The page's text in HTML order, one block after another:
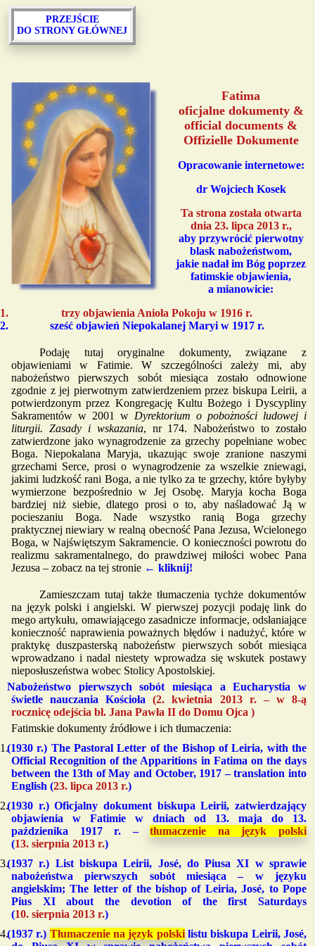
PRZEJŚCIE
DO STRONY GŁÓWNEJ
Fatima
oficjalne dokumenty &
official documents &
Offizielle Dokumente
Opracowanie internetowe:
dr Wojciech Kosek
Ta strona została otwarta
dnia 23. lipca 2013 r.,
aby przywrócić pierwotny
blask nabożeństwom,
jakie nadał im Bóg poprzez
fatimskie objawienia,
a mianowicie:
trzy objawienia Anioła Pokoju w 1916 r.
sześć objawień Niepokalanej Maryi w 1917 r.
Podaję tutaj oryginalne dokumenty, związane z
objawieniami w Fatimie. W szczególności zależy mi, aby
nabożeństwo pierwszych sobót miesiąca zostało odnowione
zgodnie z jej pierwotnym zatwierdzeniem przez biskupa Leirii, a
potwierdzonym przez Kongregację Kultu Bożego i Dyscypliny
Sakramentów w 2001 w Dyrektorium o pobożności ludowej i
liturgii. Zasady i wskazania, nr 174. Nabożeństwo to zostało
zatwierdzone jako wynagrodzenie za grzechy popełniane wobec
Boga. Niepokalana Maryja, ukazując swoje zranione naszymi
grzechami Serce, prosi o wynagrodzenie za wszelkie zniewagi,
jakimi ludzkość rani Boga, a nie tylko za te grzechy, które byłyby
wymierzone bezpośrednio w Jej Osobę. Maryja kocha Boga
bardziej niż siebie, dlatego prosi o to, aby naśladować Ją w
pocieszaniu Boga. Nade wszystko ranią Boga grzechy
praktycznej niewiary w realną obecność Pana Jezusa, Wcielonego
Boga, w Najświętszym Sakramencie. O konieczności powrotu do
realizmu sakramentalnego, do prawdziwej miłości wobec Pana
Jezusa – zobacz na tej stronie ← kliknij!
Zamieszczam tutaj także tłumaczenia tychże dokumentów
na język polski i angielski. W pierwszej pozycji podaję link do
mego artykułu, omawiającego zasadnicze informacje, odsłaniające
konieczność naprawienia poważnych błędów i nadużyć, które w
praktykę duszpasterską nabożeństw pierwszych sobót miesiąca
wprowadzano i nadal niestety wprowadza się wskutek postawy
nieposłuszeństwa wobec Stolicy Apostolskiej.
Nabożeństwo pierwszych sobót miesiąca a Eucharystia w
świetle nauczania Kościoła(2. kwietnia 2013 r. – w 8-ą
rocznicę odejścia bł. Jana Pawła II do Domu Ojca )
Fatimskie dokumenty źródłowe i ich tłumaczenia:
(1930 r.) The Pastoral Letter of the Bishop of Leiria, with the
Official Recognition of the Apparitions in Fatima on the days
between the 13th of May and October, 1917 –translation into
English (23. lipca 2013 r.)
(1930 r.) Oficjalny dokument biskupa Leirii, zatwierdzający
objawienia w Fatimie w dniach od 13. maja do 13.
paździenika 1917 r. –tłumaczenie na język polski
(13. sierpnia 2013 r.)
(1937 r.) List biskupa Leirii, José, do Piusa XI w sprawie
nabożeństwa pierwszych sobót miesiąca – w języku
angielskim; The letter of the bishop of Leiria, José, to Pope
Pius XI about the devotion of the first Saturdays
(10. sierpnia 2013 r.)
(1937 r.) Tłumaczenie na język polskilistu biskupa Leirii, José,